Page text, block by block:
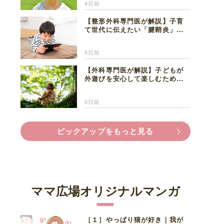
4日前
【整形外科専門医が解説】子育
て世代に伝えたい「腱鞘炎」の
5日前
【外科専門医が解説】子どもが
外遊びを安心して楽しむため
5日前
ピックアップをもっと見る
ママ広場オリジナルマンガ
［１］やっぱり猫が好き｜我が